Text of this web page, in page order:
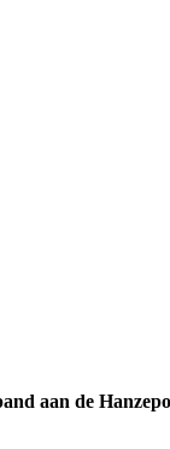
aan de